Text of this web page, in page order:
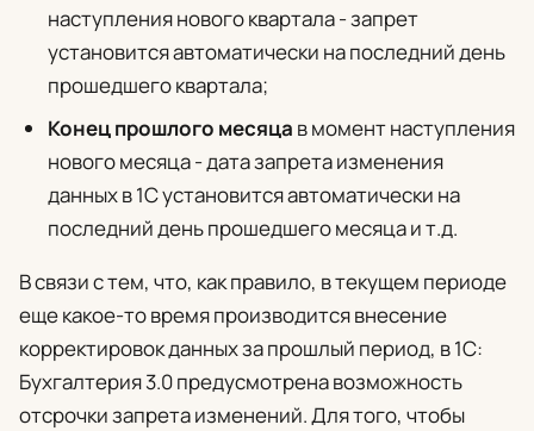
наступления нового квартала - запрет
установится автоматически на последний день
прошедшего квартала;
Конец прошлого месяца в момент наступления
нового месяца - дата запрета изменения
данных в 1С установится автоматически на
последний день прошедшего месяца и т.д.
В связи с тем, что, как правило, в текущем периоде
еще какое-то время производится внесение
корректировок данных за прошлый период, в 1С:
Бухгалтерия 3.0 предусмотрена возможность
отсрочки запрета изменений. Для того, чтобы